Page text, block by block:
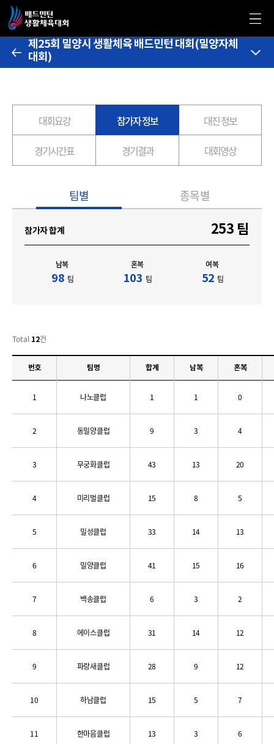
제25회 밀양시 생활체육 배드민턴 대회(밀양자체
대회)
대회요강 참가자 정보 대진 정보
경기시간표 경기결과 대회영상
팀별 종목별
참가자 합계 253 팀
남복
98 팀
혼복
103 팀
여복
52 팀
Total 12건
번호 팀명 합계 남복 혼복
1 나노클럽 1 1 0
2 동밀양클럽 9 3 4
3 무궁화클럽 43 13 20
4 미리벌클럽 15 8 5
5 밀성클럽 33 14 13
6 밀양클럽 41 15 16
7 백송클럽 6 3 2
8 에이스클럽 31 14 12
9 파랑새클럽 28 9 12
10 하남클럽 15 5 7
11 한마음클럽 13 3 6